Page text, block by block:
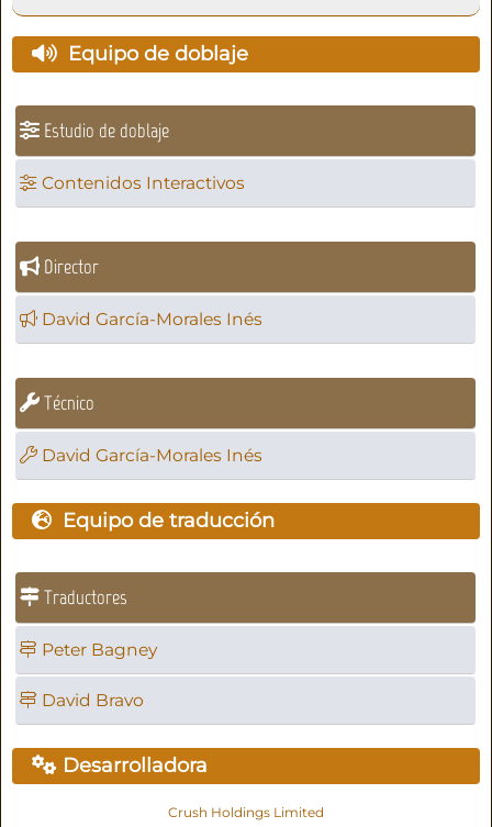
Equipo de doblaje
Estudio de doblaje
Contenidos Interactivos
Director
David García-Morales Inés
Técnico
David García-Morales Inés
Equipo de traducción
Traductores
Peter Bagney
David Bravo
Desarrolladora
Crush Holdings Limited